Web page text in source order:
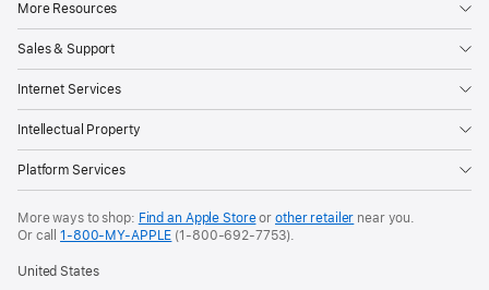
More Resources
Sales & Support
Internet Services
Intellectual Property
Platform Services
More ways to shop: Find an Apple Storeor other retailer near you.
Or call1-800-MY-APPLE (1-800-692-7753).
United States